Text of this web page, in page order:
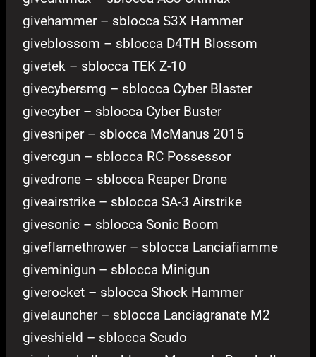
givehammer – sblocca S3X Hammer
giveblossom – sblocca D4TH Blossom
givetek – sblocca TEK Z-10
givecybersmg – sblocca Cyber Blaster
givecyber – sblocca Cyber Buster
givesniper – sblocca McManus 2015
givercgun – sblocca RC Possessor
givedrone – sblocca Reaper Drone
giveairstrike – sblocca SA-3 Airstrike
givesonic – sblocca Sonic Boom
giveflamethrower – sblocca Lanciafiamme
giveminigun – sblocca Minigun
giverocket – sblocca Shock Hammer
givelauncher – sblocca Lanciagranate M2
giveshield – sblocca Scudo